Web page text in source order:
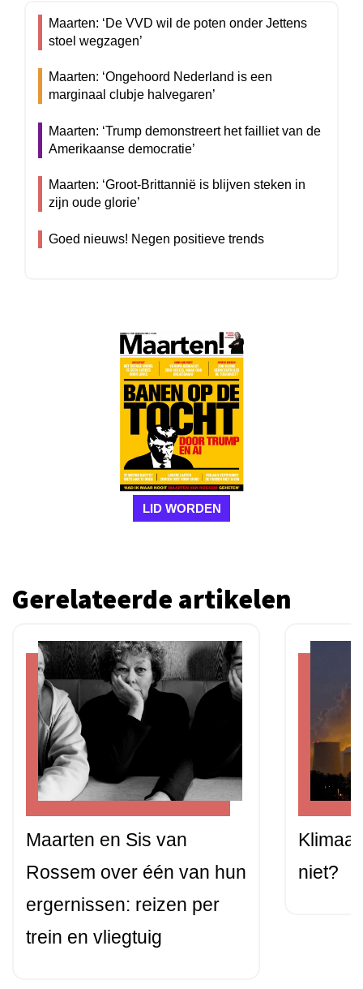
Maarten: ‘De VVD wil de poten onder Jettens
stoel wegzagen’
Maarten: ‘Ongehoord Nederland is een
marginaal clubje halvegaren’
Maarten: ‘Trump demonstreert het failliet van de
Amerikaanse democratie’
Maarten: ‘Groot-Brittannië is blijven steken in
zijn oude glorie’
Goed nieuws! Negen positieve trends
LID WORDEN
Gerelateerde artikelen
Maarten en Sis van
Rossem over één van hun
ergernissen: reizen per
trein en vliegtuig
niet?